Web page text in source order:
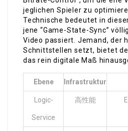
jeglichen Spieler zu
Technische bedeutet in
jene “Game-State-Sync”
Video passiert. Jemand, der
Schnittstellen setzt, bietet
das rein digitale Maß
Ebene Infrastruktur
Logic-
Service
高性能